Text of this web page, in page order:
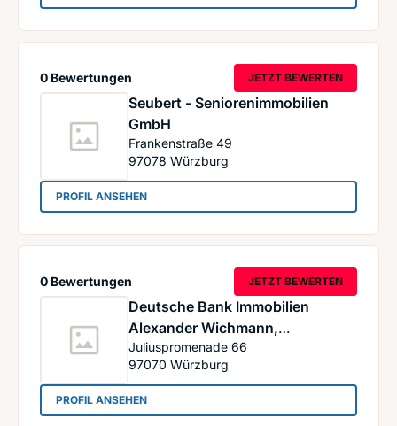
Seubert - Seniorenimmobilien
GmbH
Frankenstraße 49
97078 Würzburg
0 Bewertungen JETZT BEWERTEN
PROFIL ANSEHEN: Seubert - Seniorenimmobilien GmbH
Deutsche Bank Immobilien
Alexander Wichmann,
selbstständiger
Immobilienberater
Juliuspromenade 66
97070 Würzburg
0 Bewertungen JETZT BEWERTEN
PROFIL ANSEHEN: Deutsche Bank Immobilien Alexander